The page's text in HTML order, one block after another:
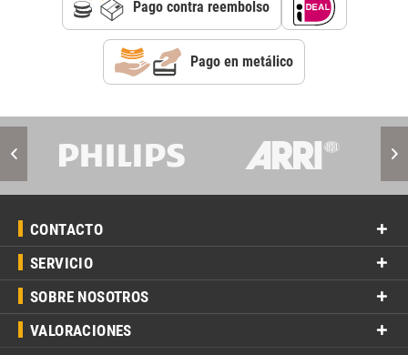
Pago contra reembolso
Pago en metálico
CONTACTO
SERVICIO
SOBRE NOSOTROS
VALORACIONES